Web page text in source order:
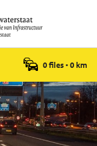
0 files•0 km